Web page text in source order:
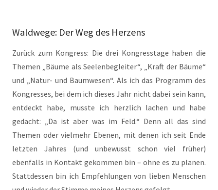
Waldwege: Der Weg des Herzens
Zurück zum Kongress: Die drei Kongresstage haben die
Themen „Bäume als Seelenbegleiter“, „Kraft der Bäume“
und „Natur- und Baumwesen“. Als ich das Programm des
Kongresses, bei dem ich dieses Jahr nicht dabei sein kann,
entdeckt habe, musste ich herzlich lachen und habe
gedacht: „Da ist aber was im Feld.“ Denn all das sind
Themen oder vielmehr Ebenen, mit denen ich seit Ende
letzten Jahres (und unbewusst schon viel früher)
ebenfalls in Kontakt gekommen bin – ohne es zu planen.
Stattdessen bin ich Empfehlungen von lieben Menschen